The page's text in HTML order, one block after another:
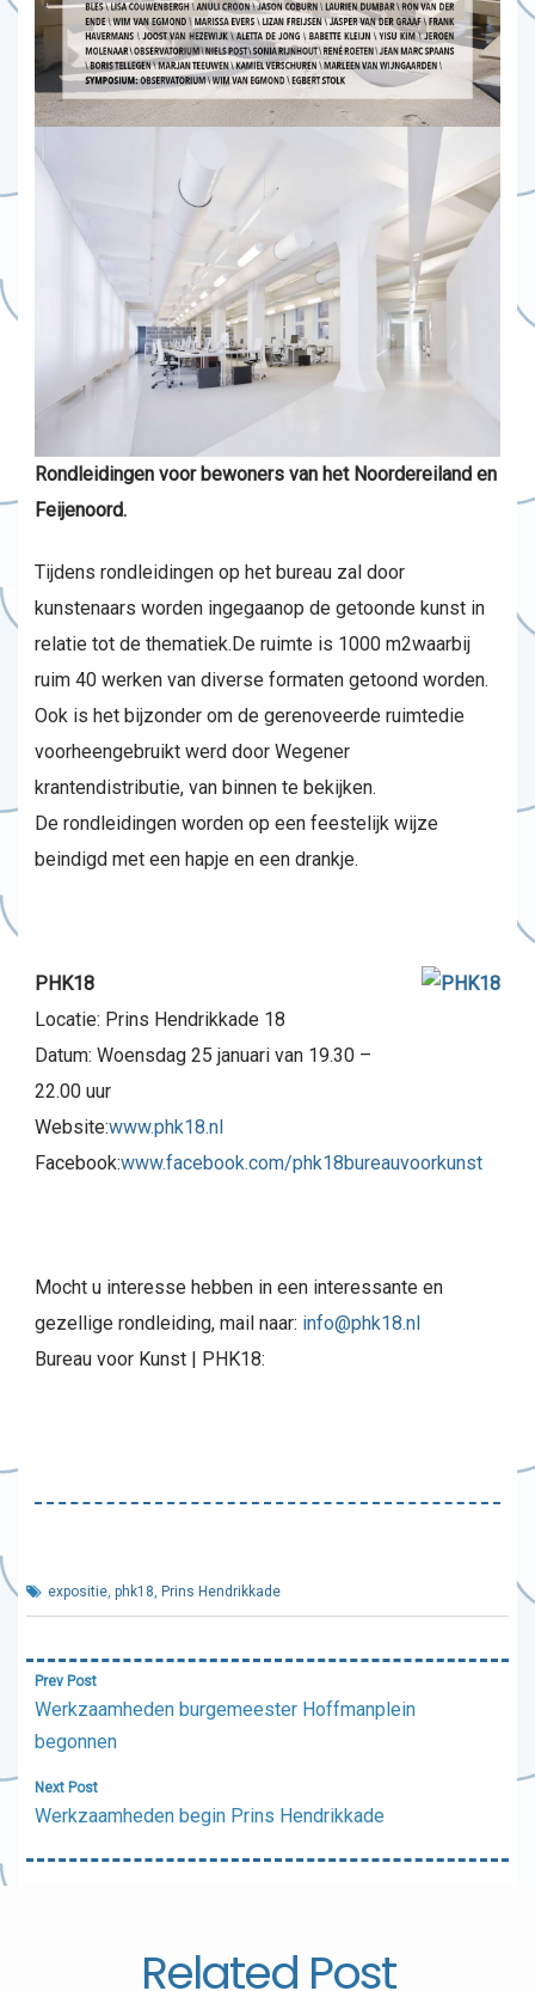
Rondleidingen voor bewoners van het Noordereiland en
Feijenoord.
Tijdens rondleidingen op het bureau zal door
kunstenaars worden ingegaanop de getoonde kunst in
relatie tot de thematiek.De ruimte is 1000 m2waarbij
ruim 40 werken van diverse formaten getoond worden.
Ook is het bijzonder om de gerenoveerde ruimtedie
voorheengebruikt werd door Wegener
krantendistributie, van binnen te bekijken.
De rondleidingen worden op een feestelijk wijze
beindigd met een hapje en een drankje.
PHK18
Locatie: Prins Hendrikkade 18
Datum: Woensdag 25 januari van 19.30 –
22.00 uur
Website:www.phk18.nl
Facebook:www.facebook.com/phk18bureauvoorkunst
Mocht u interesse hebben in een interessante en
gezellige rondleiding, mail naar: info@phk18.nl
Bureau voor Kunst | PHK18:
expositie phk18 Prins Hendrikkade
Bericht
navigatie
Prev Post
Werkzaamheden burgemeester Hoffmanplein
begonnen
Next Post
Werkzaamheden begin Prins Hendrikkade
Related Post